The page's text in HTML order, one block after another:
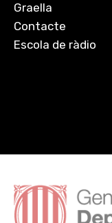
Graella
Contacte
Escola de ràdio